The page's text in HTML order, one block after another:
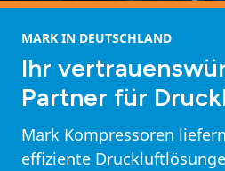
MARK IN DEUTSCHLAND
Ihr
Partner für
Mark Kompressoren
effiziente